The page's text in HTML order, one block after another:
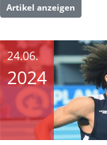
Artikel anzeigen
24.06.
2024